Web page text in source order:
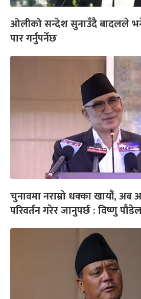
ओलीको सन्देश सुनाउँदै बादलले
पार गर्नुपर्नेछ
चुनावमा नराम्रो धक्का खायौं,
परिवर्तन गरेर जानुपर्छ : विष्णु